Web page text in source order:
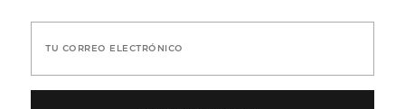
TU CORREO ELECTRÓNICO